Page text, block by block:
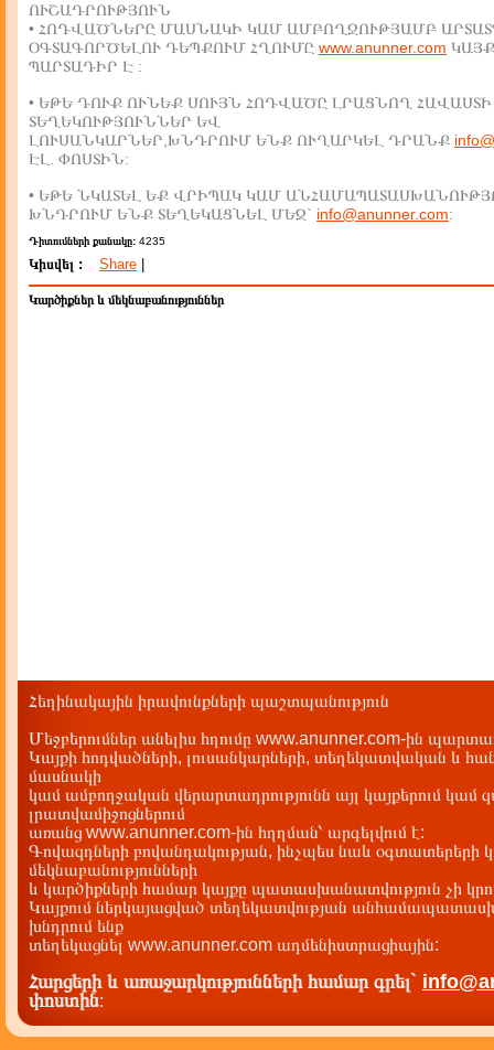
ՈՒՇԱԴՐՈՒԹՅՈՒՆ
• ՀՈԴՎԱԾՆԵՐԸ ՄԱՍՆԱԿԻ ԿԱՄ ԱՄԲՈՂՋՈՒԹՅԱՄԲ
ՕԳՏԱԳՈՐԾԵԼՈՒ ԴԵՊՔՈՒՄ ՀՂՈՒՄԸ www.anunner.com
ՊԱՐՏԱԴԻՐ Է :
• ԵԹԵ ԴՈՒՔ ՈՒՆԵՔ ՍՈՒՅՆ ՀՈԴՎԱԾԸ ԼՐԱՑՆՈՂ ՀԱՎԱՍՏԻ
ՏԵՂԵԿՈՒԹՅՈՒՆՆԵՐ ԵՎ
ԼՈՒՍԱՆԿԱՐՆԵՐ,ԽՆԴՐՈՒՄ ԵՆՔ ՈՒՂԱՐԿԵԼ ԴՐԱՆՔ
ԷԼ. ՓՈՍՏԻՆ:
• ԵԹԵ ՆԿԱՏԵԼ ԵՔ ՎՐԻՊԱԿ ԿԱՄ
ԽՆԴՐՈՒՄ ԵՆՔ ՏԵՂԵԿԱՑՆԵԼ ՄԵԶ` info@anunner.com:
Դիտումների քանակը: 4235
Կիսվել : Share
Կարծիքներ և մեկնաբանություններ
Հեղինակային իրավունքների պաշտպանություն
Մեջբերումներ անելիս հղումը www.anunner.com-ին
Կայքի հոդվածների, լուսանկարների, տեղեկատվական և
մասնակի
կամ ամբողջական վերարտադրությունն այլ կայքերում կամ
լրատվամիջոցներում
առանց www.anunner.com-ին հղղման՝ արգելվում է:
Գովազդների բովանդակության, ինչպես նաև օգտատերերի
մեկնաբանությունների
և կարծիքների համար կայքը պատասխանատվություն չի
Կայքում ներկայացված տեղեկատվության
խնդրում ենք
տեղեկացնել www.anunner.com ադմենիստրացիային:
Հարցերի և առաջարկությունների համար գրել`
փոստին: